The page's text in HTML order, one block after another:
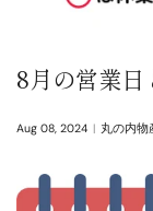
8月の営業日
Aug 08, 2024 丸の内物